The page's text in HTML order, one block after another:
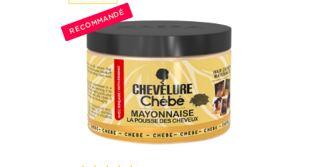
RECOMMANDÉ